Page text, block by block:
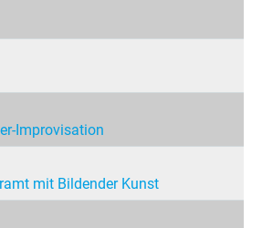
Improvisation
mit Bildender Kunst